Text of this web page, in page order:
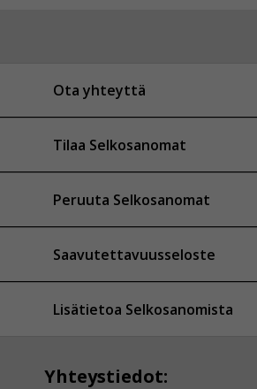
Ota yhteyttä
Tilaa Selkosanomat
Peruuta Selkosanomat
Saavutettavuusseloste
Lisätietoa Selkosanomista
Yhteystiedot: